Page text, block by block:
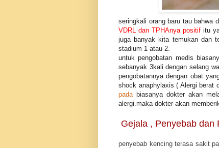
seringkali orang baru tau bahwa
VDRL dan TPHAnya positif itu
juga banyak kita temukan dan
stadium 1 atau 2.
untuk pengobatan medis
sebanyak 3kali dengan selang
pengobatannya dengan obat
shock anaphylaxis ( Alergi berat
pada biasanya dokter akan
alergi.maka dokter akan
Gejala , Penyebab dan
penyebab kencing terasa sakit